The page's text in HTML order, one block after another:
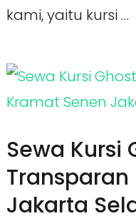
kami, yaitu kursi …
Sewa Kursi
Transparan
Jakarta